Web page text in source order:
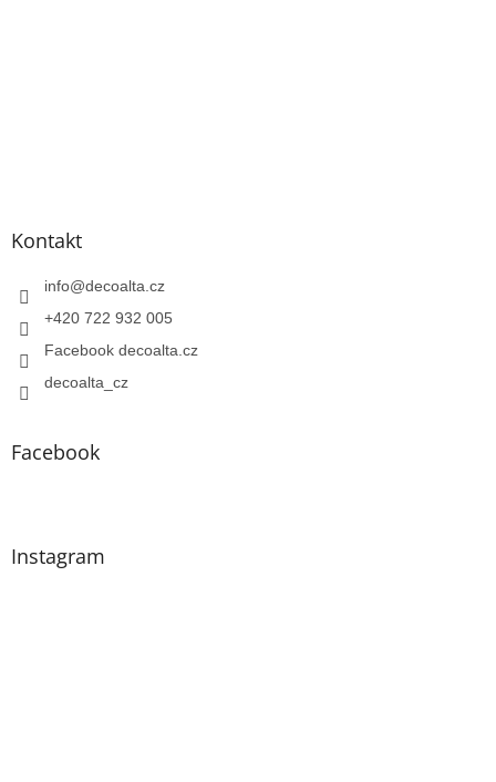
Kontakt
info@decoalta.cz
+420 722 932 005
Facebook decoalta.cz
decoalta_cz
Facebook
Instagram